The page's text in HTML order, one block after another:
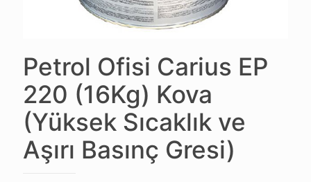
Petrol Ofisi Carius EP
220 (16Kg) Kova
(Yüksek Sıcaklık ve
Aşırı Basınç Gresi)